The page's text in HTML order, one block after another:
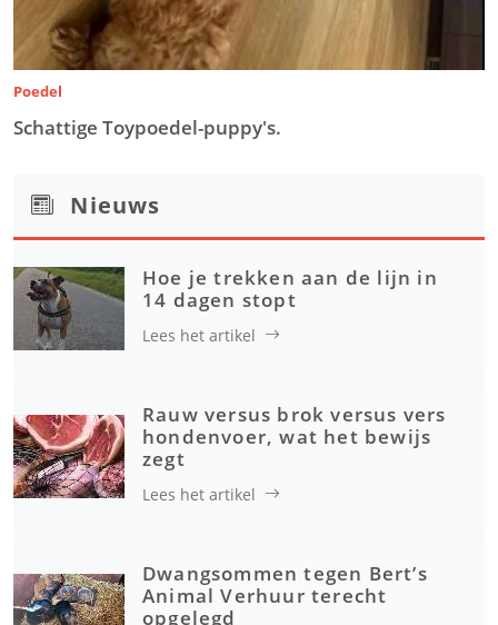
Poedel
Schattige Toypoedel-puppy's.
Nieuws
Hoe je trekken aan de lijn in
14 dagen stopt
Lees het artikel
Rauw versus brok versus vers
hondenvoer, wat het bewijs
zegt
Lees het artikel
Dwangsommen tegen Bert’s
Animal Verhuur terecht
opgelegd